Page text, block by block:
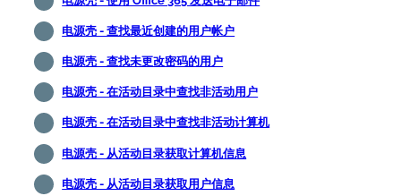
电源壳 - 查找最近创建的用户帐户
电源壳 - 查找未更改密码的用户
电源壳 - 在活动目录中查找非活动用户
电源壳 - 在活动目录中查找非活动计算机
电源壳 - 从活动目录获取计算机信息
电源壳 - 从活动目录获取用户信息